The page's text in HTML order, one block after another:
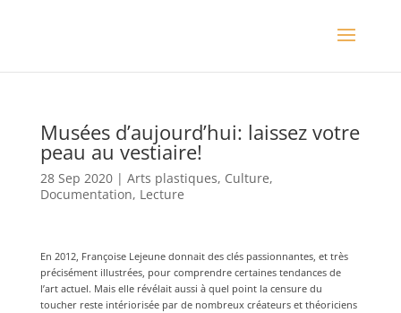
Musées d’aujourd’hui: laissez votre
peau au vestiaire!
28 Sep 2020| Arts plastiques, Culture,
Documentation, Lecture
En 2012, Françoise Lejeune donnait des clés passionnantes, et très
précisément illustrées, pour comprendre certaines tendances de
l’art actuel. Mais elle révélait aussi à quel point la censure du
toucher reste intériorisée par de nombreux créateurs et théoriciens